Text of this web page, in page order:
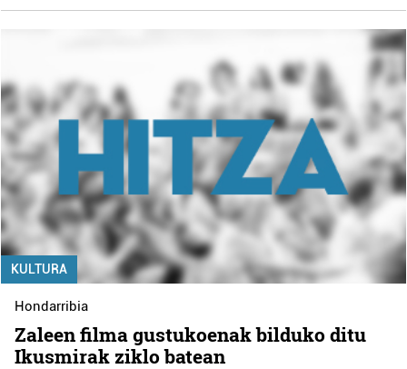
KULTURA
Hondarribia
Zaleen filma gustukoenak bilduko ditu
Ikusmirak ziklo batean